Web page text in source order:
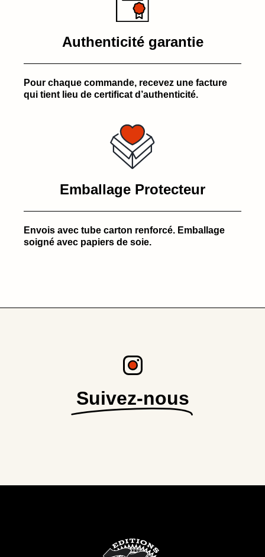
Authenticité garantie
Pour chaque commande, recevez une facture
qui tient lieu de certificat d’authenticité.
Emballage Protecteur
Envois avec tube carton renforcé. Emballage
soigné avec papiers de soie.
Suivez-nous